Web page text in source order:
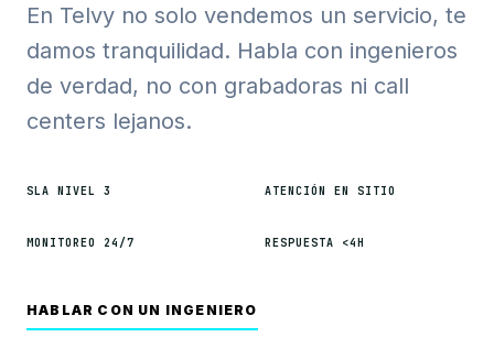
En Telvy no solo vendemos un servicio, te
damos tranquilidad. Habla con ingenieros
de verdad, no con grabadoras ni call
centers lejanos.
SLA NIVEL 3 ATENCIÓN EN SITIO
MONITOREO 24/7 RESPUESTA <4H
HABLAR CON UN INGENIERO